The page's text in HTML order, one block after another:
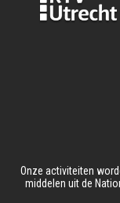
Onze activiteiten
middelen uit de